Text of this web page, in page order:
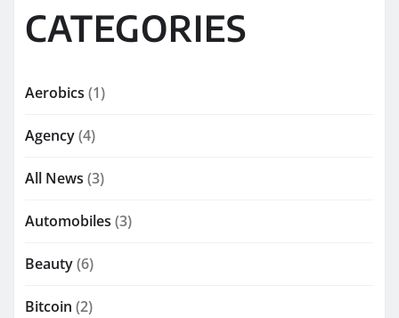
CATEGORIES
Aerobics (1)
Agency(4)
All News (3)
Automobiles (3)
Beauty(6)
Bitcoin (2)